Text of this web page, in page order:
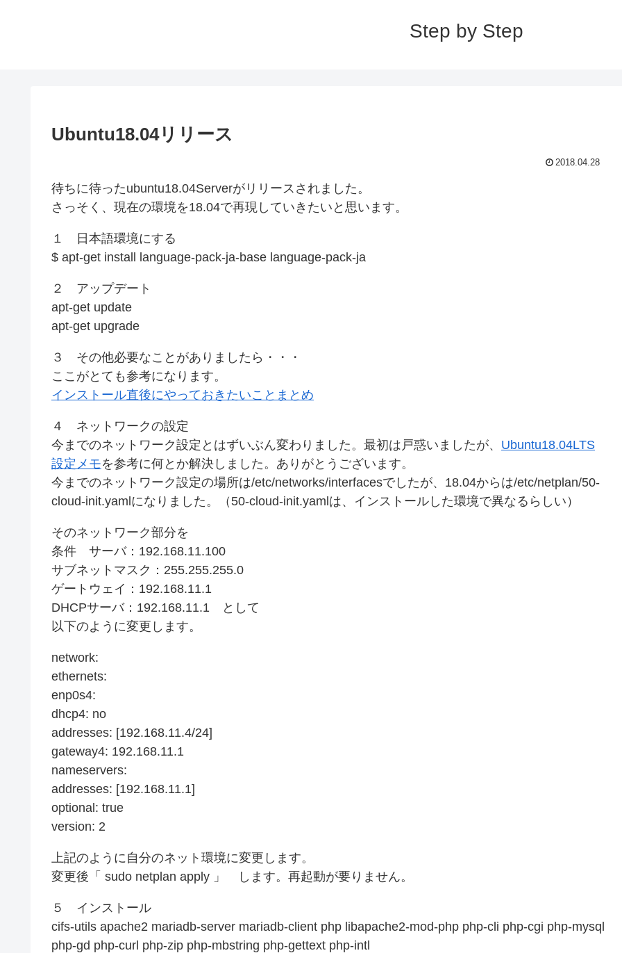
Step by Step
Ubuntu18.04リリース
2018.04.28
待ちに待ったubuntu18.04Serverがリリースされました。
さっそく、現在の環境を18.04で再現していきたいと思います。
１ 日本語環境にする
$ apt-get install language-pack-ja-base language-pack-ja
２ アップデート
apt-get update
apt-get upgrade
３ その他必要なことがありましたら・・・
ここがとても参考になります。
インストール直後にやっておきたいことまとめ
４ ネットワークの設定
今までのネットワーク設定とはずいぶん変わりました。最初は戸惑いましたが、 Ubuntu18.04LTS
設定メモを参考に何とか解決しました。ありがとうございます。
今までのネットワーク設定の場所は/etc/networks/interfacesでしたが、18.04からは/etc/netplan/50-
cloud-init.yamlになりました。（50-cloud-init.yamlは、インストールした環境で異なるらしい）
そのネットワーク部分を
条件 サーバ：192.168.11.100
サブネットマスク：255.255.255.0
ゲートウェイ：192.168.11.1
DHCPサーバ：192.168.11.1 として
以下のように変更します。
network:
ethernets:
enp0s4:
dhcp4: no
addresses: [192.168.11.4/24]
gateway4: 192.168.11.1
nameservers:
addresses: [192.168.11.1]
optional: true
version: 2
上記のように自分のネット環境に変更します。
変更後「 sudo netplan apply 」 します。再起動が要りません。
５ インストール
cifs-utils apache2 mariadb-server mariadb-client php libapache2-mod-php php-cli php-cgi php-mysql
php-gd php-curl php-zip php-mbstring php-gettext php-intl